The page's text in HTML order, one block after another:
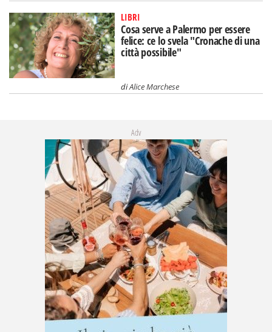
LIBRI
Cosa serve a Palermo per essere
felice: ce lo svela "Cronache di una
città possibile"
diAlice Marchese
Adv